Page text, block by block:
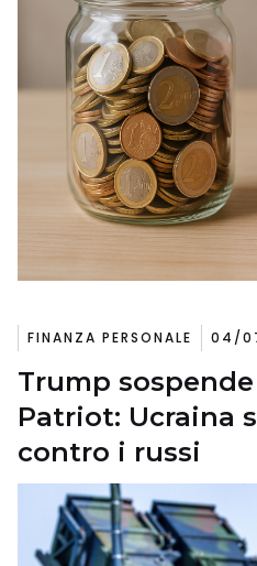
FINANZA PERSONALE 04/
Trump
Patriot: Ucraina
contro i russi